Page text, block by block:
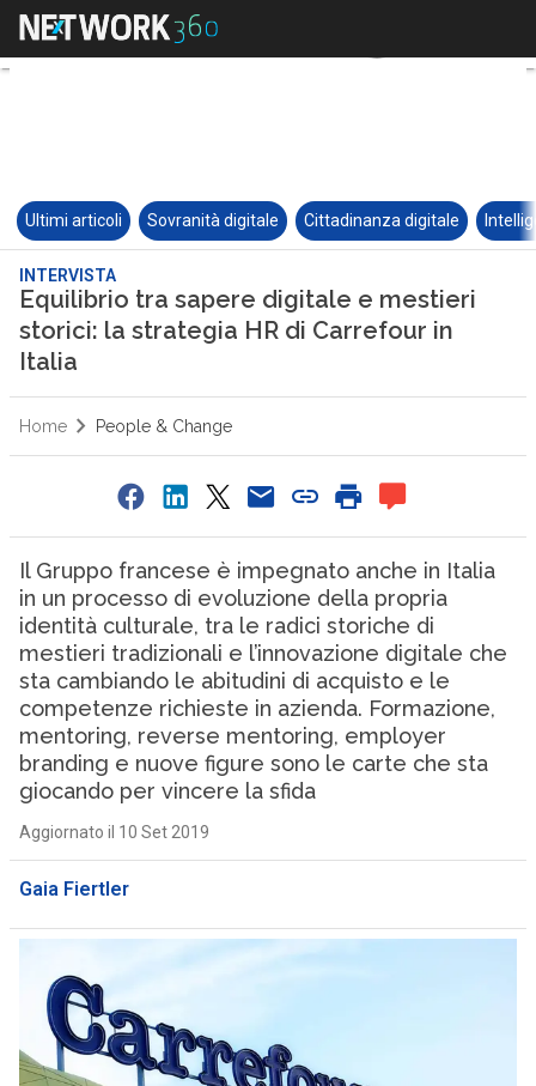
Ultimi articoli Sovranità digitale Cittadinanza digitale
INTERVISTA
Equilibrio tra sapere digitale e mestieri
storici: la strategia HR di Carrefour in
Italia
Home People & Change
Il Gruppo francese è impegnato anche in Italia
in un processo di evoluzione della propria
identità culturale, tra le radici storiche di
mestieri tradizionali e l’innovazione digitale che
sta cambiando le abitudini di acquisto e le
competenze richieste in azienda. Formazione,
mentoring, reverse mentoring, employer
branding e nuove figure sono le carte che sta
giocando per vincere la sfida
Aggiornato il 10 Set 2019
Gaia Fiertler